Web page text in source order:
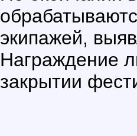
экипажей,
Награждение
закрытии